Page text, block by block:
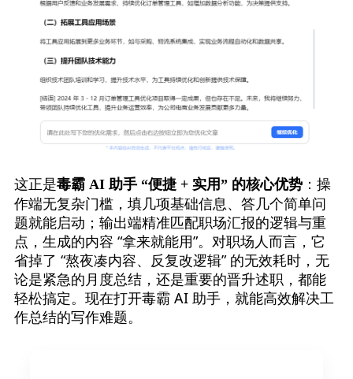
这正是毒霸 AI 助手 “便捷 + 实用” 的核心优势：操
作端无复杂门槛，填几项基础信息、答几个简单问
题就能启动；输出端精准匹配职场汇报的逻辑与重
点，生成的内容 “拿来就能用”。对职场人而言，它
省掉了 “熬夜凑内容、反复改逻辑” 的无效耗时，无
论是紧急的月度总结，还是重要的晋升述职，都能
轻松搞定。现在打开毒霸 AI 助手，就能高效解决工
作总结的写作难题。